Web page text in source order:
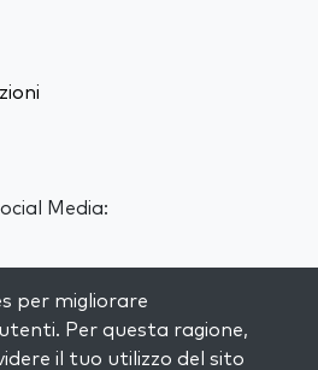
Media:
per migliorare
utenti. Per questa ragione,
il tuo utilizzo del sito